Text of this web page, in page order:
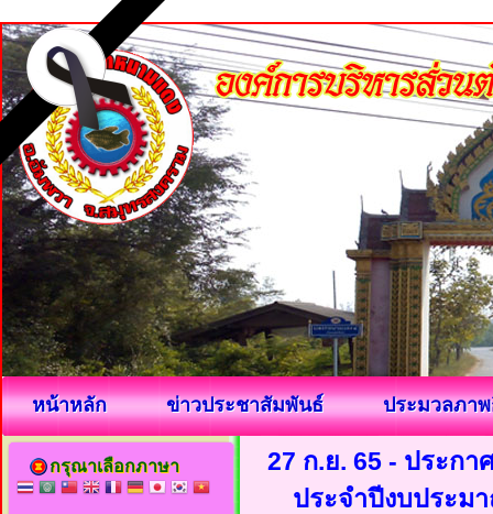
หน้าหลัก ข่าวประชาสัมพันธ์ ประมวลภา
27 ก.ย. 65 - ประก
ประจำปีงบประม
กรุณาเลือกภาษา